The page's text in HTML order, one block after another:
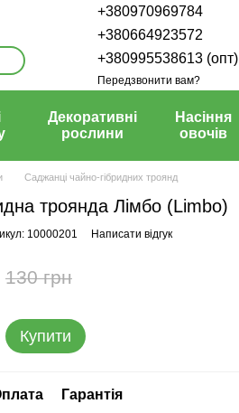
+380970969784
+380664923572
+380995538613 (опт)
Передзвонити вам?
Декоративні
рослини
Насіння
овочів
Саджанці чайно-гібридних троянд
троянда Лімбо (Limbo)
10000201 Написати відгук
130 грн
Купити
Гарантія